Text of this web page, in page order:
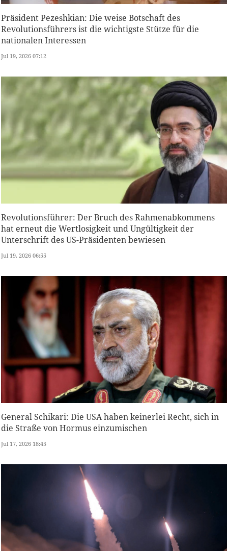
Präsident Pezeshkian: Die weise Botschaft des
Revolutionsführers ist die wichtigste Stütze für die
nationalen Interessen
Jul 19, 2026 07:12
Revolutionsführer: Der Bruch des Rahmenabkommens
hat erneut die Wertlosigkeit und Ungültigkeit der
Unterschrift des US-Präsidenten bewiesen
Jul 19, 2026 06:55
General Schikari: Die USA haben keinerlei Recht, sich in
die Straße von Hormus einzumischen
Jul 17, 2026 18:45